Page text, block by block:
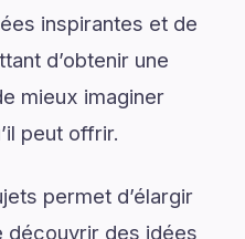
inspirantes et de
d’obtenir une
mieux imaginer
peut offrir.
permet d’élargir
découvrir des idées